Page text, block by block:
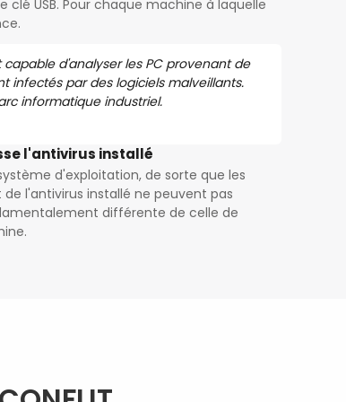
USB. Pour chaque machine à laquelle
d'analyser les PC provenant de
infectés par des logiciels malveillants.
informatique industriel.
l'antivirus installé
d'exploitation, de sorte que les
l'antivirus installé ne peuvent pas
différente de celle de